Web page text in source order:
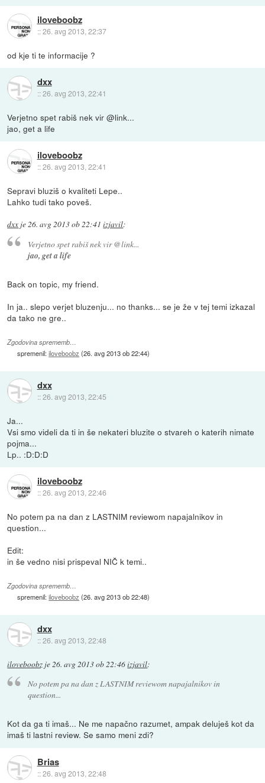
iloveboobz
::26. avg 2013, 22:37
od kje ti te informacije ?
dxx
::26. avg 2013, 22:41
Verjetno spet rabiš nek vir @link...
jao, get a life
iloveboobz
::26. avg 2013, 22:41
Sepravi bluziš o kvaliteti Lepe..
Lahko tudi tako poveš.
dxx je26. avg 2013 ob 22:41 izjavil:
Verjetno spet rabiš nek vir @link...
jao, get a life
Back on topic, my friend.
In ja.. slepo verjet bluzenju... no thanks... se je že v tej temi izkazal
da tako ne gre..
Zgodovina sprememb…
spremenil:iloveboobz (26. avg 2013 ob 22:44)
dxx
::26. avg 2013, 22:45
Ja...
Vsi smo videli da ti in še nekateri bluzite o stvareh o katerih nimate
pojma...
Lp.. :D:D:D
iloveboobz
::26. avg 2013, 22:46
No potem pa na dan z LASTNIM reviewom napajalnikov in
question...
Edit:
in še vedno nisi prispeval NIČ k temi..
Zgodovina sprememb…
spremenil:iloveboobz (26. avg 2013 ob 22:48)
dxx
::26. avg 2013, 22:48
iloveboobz je26. avg 2013 ob 22:46izjavil:
No potem pa na dan z LASTNIM reviewom napajalnikov in
question...
Kot da ga ti imaš... Ne me napačno razumet, ampak deluješ kot da
imaš ti lastni review. Se samo meni zdi?
Brias
::26. avg 2013, 22:48